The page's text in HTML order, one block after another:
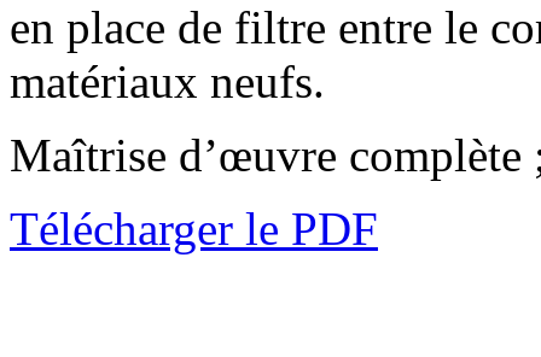
en place de filtre entre le
matériaux neufs.
Maîtrise d’œuvre
Télécharger le PDF